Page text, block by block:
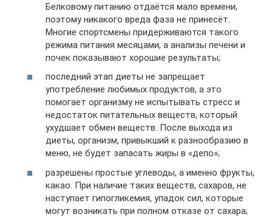
Белковому питанию отдаётся мало времени,
поэтому никакого вреда фаза не принесёт.
Многие спортсмены придерживаются такого
режима питания месяцами, а анализы печени и
почек показывают хорошие результаты;
последний этап диеты не запрещает
употребление любимых продуктов, а это
помогает организму не испытывать стресс и
недостаток питательных веществ, который
ухудшает обмен веществ. После выхода из
диеты, организм, привыкший к разнообразию в
меню, не будет запасать жиры в «депо»;
разрешены простые углеводы, а именно фрукты,
какао. При наличие таких веществ, сахаров, не
наступает гипогликемия, упадок сил, которые
могут возникать при полном отказе от сахара;